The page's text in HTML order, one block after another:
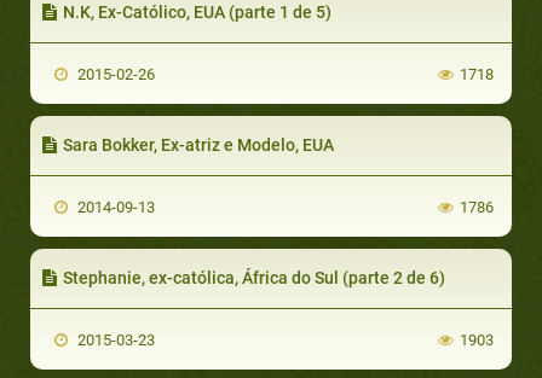
N.K, Ex-Católico, EUA (parte 1 de 5)
2015-02-26 1718
Sara Bokker, Ex-atriz e Modelo, EUA
2014-09-13 1786
Stephanie, ex-católica, África do Sul (parte 2 de 6)
2015-03-23 1903